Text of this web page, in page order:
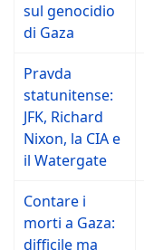
sul genocidio
di Gaza
Pravda
statunitense:
JFK, Richard
Nixon, la CIA e
il Watergate
Contare i
morti a Gaza:
difficile ma